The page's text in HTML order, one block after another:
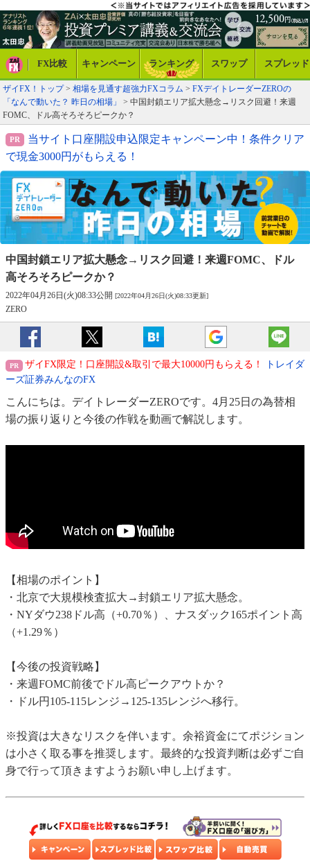
FX比較 キャンペーン ランキング スワップ スプレッド
ザイFX！トップ> 相場を見通す超強力FXコラム > FXデイトレーダーZEROの
「なんで動いた？ 昨日の相場」
> 中国封鎖エリア拡大懸念→リスク回避！来週
FOMC、ドル高そろそろピークか？
当サイト口座開設申込限定キャンペーン中！条件クリア
で現金3000円がもらえる！
中国封鎖エリア拡大懸念→リスク回避！ 来週FOMC、ドル
高そろそろピークか？
2022年04月26日(火)08:33公開 [2022年04月26日(火)08:33更新]
ZERO
ザイFX限定！口座開設&取引で最大10000円もらえる！
トレイダ
ーズ証券みんなのFX
こんにちは。デイトレーダーZEROです。4月25日の為替相
場の振り返りと今後の作戦を動画で解説します。
【相場のポイント】
・北京で大規模検査拡大→封鎖エリア拡大懸念。
・NYダウ238ドル高（+0.70％）、ナスダック165ポイント高
（+1.29％）
【今後の投資戦略】
・来週FOMC前後でドル高ピークアウトか？
・ドル円105-115レンジ→125-135レンジへ移行。
※投資は大きなリスクを伴います。余裕資金にてポジション
は小さく取る事を推奨します。最終的な投資判断は必ずご自
身で行って頂きますようお願い申し上げます。